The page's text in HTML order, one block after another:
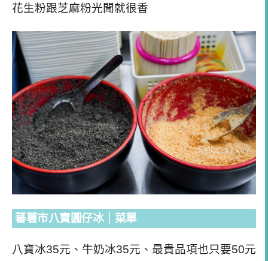
花生粉跟芝麻粉光聞就很香
蕃薯市八寶圓仔冰｜菜單
八寶冰35元、牛奶冰35元、最貴品項也只要50元